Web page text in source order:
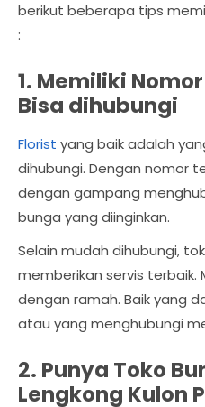
berikut beberapa tips
:
1. Memiliki
Bisa dihubungi
Florist yang baik adalah
dihubungi. Dengan nomor
dengan gampang
bunga yang diinginkan.
Selain mudah dihubungi,
memberikan servis terbaik.
dengan ramah. Baik yang
atau yang menghubungi
2. Punya Toko
Lengkong Kulon